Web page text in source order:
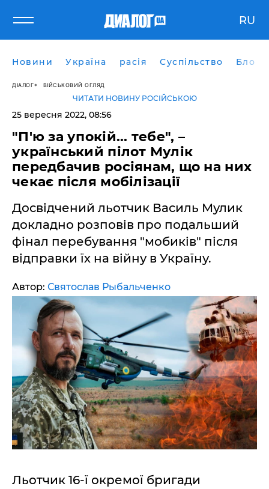
RU
Новини Україна расія Суспільство Блоги
ДІАЛОГ ВІЙСЬКОВИЙ ОГЛЯД
ЧИТАТИ НОВИНУ РОСІЙСЬКОЮ
25 вересня 2022, 08:56
"П'ю за упокій... тебе", –
український пілот Мулік
передбачив росіянам, що на них
чекає після мобілізації
Досвідчений льотчик Василь Мулик
докладно розповів про подальший
фінал перебування "мобиків" після
відправки їх на війну в Україну.
Автор: Святослав Рыбальченко
Льотчик 16-ї окремої бригади